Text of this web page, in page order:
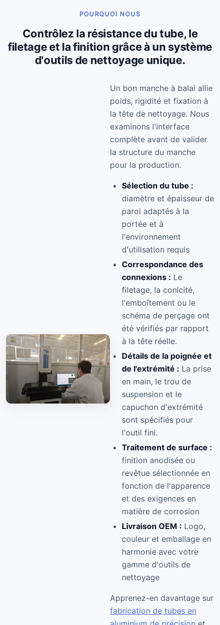
POURQUOI NOUS
Contrôlez la résistance du tube, le
filetage et la finition grâce à un système
d'outils de nettoyage unique.
Un bon manche à balai allie
poids, rigidité et fixation à
la tête de nettoyage. Nous
examinons l'interface
complète avant de valider
la structure du manche
pour la production.
Sélection du tube :
diamètre et épaisseur de
paroi adaptés à la
portée et à
l'environnement
d'utilisation requis
Correspondance des
connexions : Le
filetage, la conicité,
l'emboîtement ou le
schéma de perçage ont
été vérifiés par rapport
à la tête réelle.
Détails de la poignée et
de l'extrémité : La prise
en main, le trou de
suspension et le
capuchon d'extrémité
sont spécifiés pour
l'outil fini.
Traitement de surface :
finition anodisée ou
revêtue sélectionnée en
fonction de l'apparence
et des exigences en
matière de corrosion
Livraison OEM : Logo,
couleur et emballage en
harmonie avec votre
gamme d'outils de
nettoyage
Apprenez-en davantage sur
fabrication de tubes en